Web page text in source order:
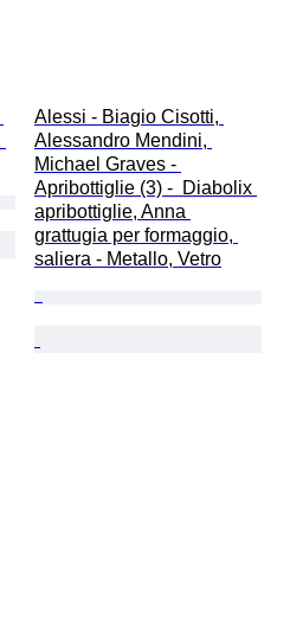
Alessi - Biagio Cisotti,
Alessandro Mendini,
Michael Graves -
Apribottiglie (3) -  Diabolix
apribottiglie, Anna
grattugia per formaggio,
saliera - Metallo, Vetro